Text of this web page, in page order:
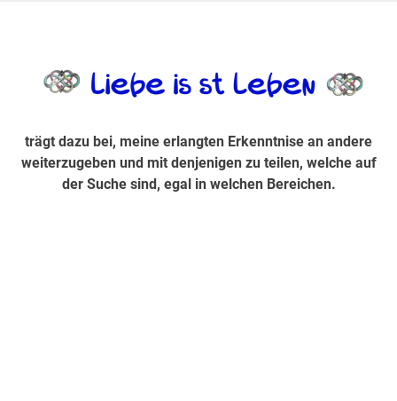
Suche sind, egal in welchen Bereichen.
trägt dazu bei, meine erlangten Erkenntnise an andere
weiterzugeben und mit denjenigen zu teilen, welche auf
der Suche sind, egal in welchen Bereichen.